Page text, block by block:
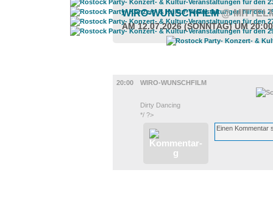
WIRO-WUNSCHFILM@
AM 12.07.2026 (SONNTAG) UM
20:00
WIRO-WUNSCHFILM
Dirty Dancing
*/ ?>